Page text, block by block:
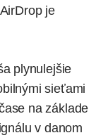
je
plynulejšie
sieťami
na základe
v danom